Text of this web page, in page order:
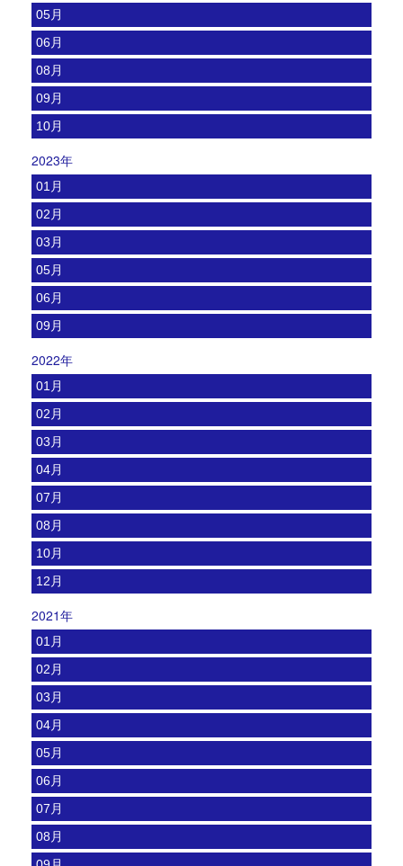
05月
06月
08月
09月
10月
2023年
01月
02月
03月
05月
06月
09月
2022年
01月
02月
03月
04月
07月
08月
10月
12月
2021年
01月
02月
03月
04月
05月
06月
07月
08月